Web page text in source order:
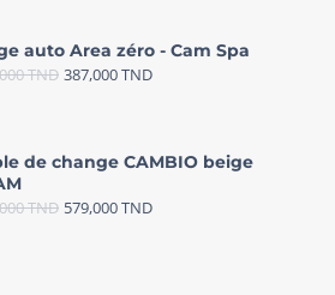
auto Area zéro - Cam Spa
TND 387,000TND
de change CAMBIO beige
TND 579,000TND